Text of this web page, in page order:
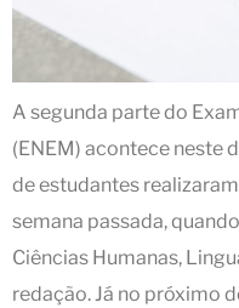
A segunda parte do
(ENEM) acontece neste
de estudantes
semana passada,
Ciências Humanas,
redação. Já no próximo